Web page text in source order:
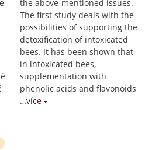
the above-mentioned issues.
The first study deals with the
possibilities of supporting the
detoxification of intoxicated
bees. It has been shown that
in intoxicated bees,
supplementation with
phenolic acids and flavonoids
…více